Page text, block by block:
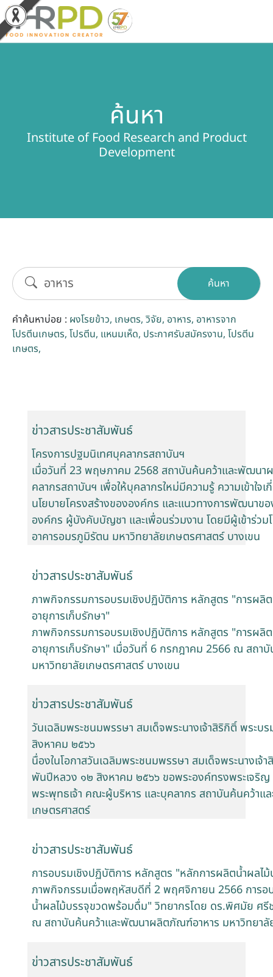
ผลงานวิจัยและนวัตกรรม
ผลิตภัณฑ์และจำหน่าย
บุคลากรสถาบัน
ระบบสารสนเทศ (ใน)
ค้นหา
Institute of Food Research and Product
Development
ค้นหา
คำค้นหาบ่อย : ผงโรยข้าว เกษตร วิจัย อาหาร อาหารจาก
โปรตีนเกษตร โปรตีน แหนมเห็ด ประกาศรับสมัครงาน โปรตีน
เกษตร
ข่าวสารประชาสัมพันธ์
โครงการปฐมนิเทศบุคลากรสถาบันฯ
เมื่อวันที่ 23 พฤษภาคม 2568 สถาบันค้นคว้าและพัฒนา
คลากรสถาบันฯ เพื่อให้บุคลากรใหม่มีความรู้ ความเข้าใ
นโยบายโครงสร้างขององค์กร และแนวทางการพัฒน
องค์กร ผู้บังคับบัญชา และเพื่อนร่วมงาน โดยมีผู้เข้าร่ว
อาคารอมรภูมิรัตน มหาวิทยาลัยเกษตรศาสตร์ บางเขน
ข่าวสารประชาสัมพันธ์
ภาพกิจกรรมการอบรมเชิงปฏิบัติการ หลักสูตร "การผลิ
อายุการเก็บรักษา"
ภาพกิจกรรมการอบรมเชิงปฏิบัติการ หลักสูตร "การผลิ
อายุการเก็บรักษา" เมื่อวันที่ 6 กรกฎาคม 2566 ณ สถ
มหาวิทยาลัยเกษตรศาสตร์ บางเขน
ข่าวสารประชาสัมพันธ์
วันเฉลิมพระชนมพรรษา สมเด็จพระนางเจ้าสิริกิติ์ พระ
สิงหาคม ๒๕๖๖
นื่องในโอกาสวันเฉลิมพระชนมพรรษา สมเด็จพระนางเ
พันปีหลวง ๑๒ สิงหาคม ๒๕๖๖ ขอพระองค์ทรงพระเจริญ
พระพุทธเจ้า คณะผู้บริหาร และบุคลากร สถาบันค้นคว้า
เกษตรศาสตร์
ข่าวสารประชาสัมพันธ์
การอบรมเชิงปฏิบัติการ หลักสูตร "หลักการผลิตน้ำผลไ
ภาพกิจกรรมเมื่อพฤหัสบดีที่ 2 พฤศจิกายน 2566 การ
น้ำผลไม้บรรจุขวดพร้อมดื่ม" วิทยากรโดย ดร.พิศมัย ศรี
ณ สถาบันค้นคว้าและพัฒนาผลิตภัณฑ์อาหาร มหาวิทยาลั
ข่าวสารประชาสัมพันธ์